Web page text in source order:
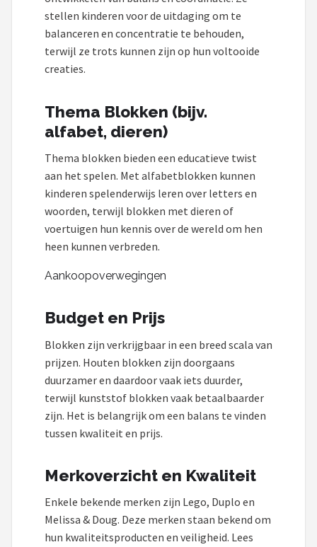
stellen kinderen voor de uitdaging om te
balanceren en concentratie te behouden,
terwijl ze trots kunnen zijn op hun voltooide
creaties.
Thema Blokken (bijv.
alfabet, dieren)
Thema blokken bieden een educatieve twist
aan het spelen. Met alfabetblokken kunnen
kinderen spelenderwijs leren over letters en
woorden, terwijl blokken met dieren of
voertuigen hun kennis over de wereld om hen
heen kunnen verbreden.
Aankoopoverwegingen
Budget en Prijs
Blokken zijn verkrijgbaar in een breed scala van
prijzen. Houten blokken zijn doorgaans
duurzamer en daardoor vaak iets duurder,
terwijl kunststof blokken vaak betaalbaarder
zijn. Het is belangrijk om een balans te vinden
tussen kwaliteit en prijs.
Merkoverzicht en Kwaliteit
Enkele bekende merken zijn Lego, Duplo en
Melissa & Doug. Deze merken staan bekend om
hun kwaliteitsproducten en veiligheid. Lees